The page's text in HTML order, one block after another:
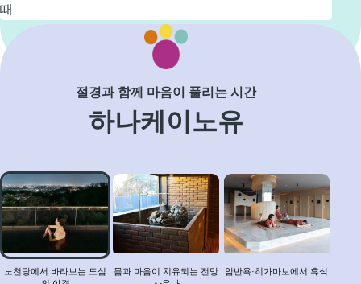
때
자세히 보기
절경과 함께 마음이 풀리는 시간
하나케이노유
노
천
탕
에
서
바노천탕에서 바라보는 도심
몸과 마음이 치유되는 전망
암반욕·히가마보에서 휴식